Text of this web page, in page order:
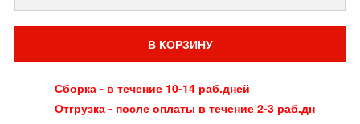
В КОРЗИНУ
Сборка - в течение 10-14 раб.дней
Отгрузка - после оплаты в течение 2-3 раб.дн